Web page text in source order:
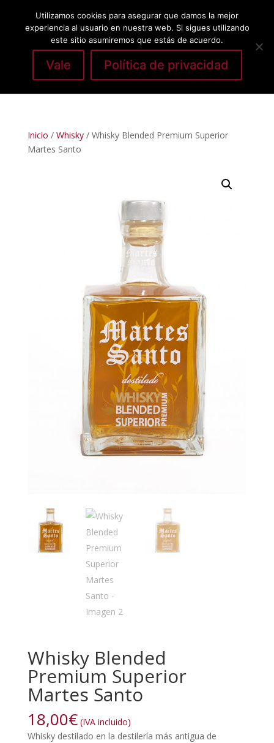
Seleccionar página
Inicio / Whisky/ Whisky Blended Premium Superior
Martes Santo
Whisky Blended
Premium Superior
Martes Santo
18,00€ (IVA incluido)
Whisky destilado en la destilería más antigua de
Utilizamos cookies para asegurar que damos la mejor
experiencia al usuario en nuestra web. Si sigues utilizando
este sitio asumiremos que estás de acuerdo.
Vale Política de privacidad